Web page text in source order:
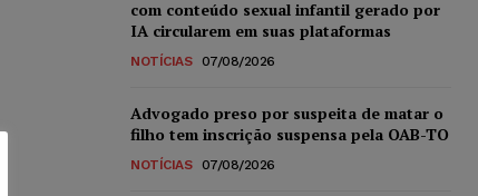
com conteúdo sexual infantil gerado por
IA circularem em suas plataformas
NOTÍCIAS 07/08/2026
Advogado preso por suspeita de matar o
filho tem inscrição suspensa pela OAB-TO
NOTÍCIAS 07/08/2026